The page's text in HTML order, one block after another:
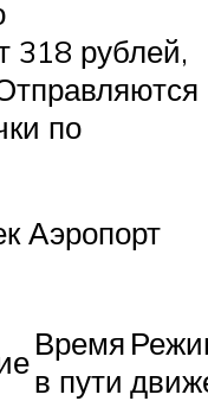
318 рублей,
по
Аэропорт
Время
в пути